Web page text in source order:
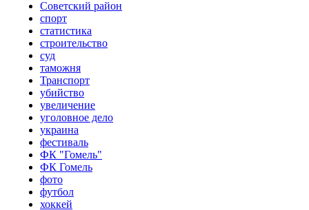
Советский район
спорт
статистика
строительство
суд
таможня
Транспорт
убийство
увеличение
уголовное дело
украина
фестиваль
ФК "Гомель"
ФК Гомель
фото
футбол
хоккей